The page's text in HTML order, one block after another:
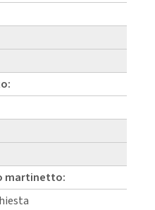
martinetto: